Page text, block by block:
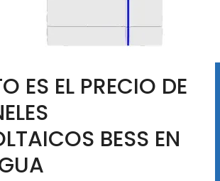
ES EL PRECIO DE
BESS EN